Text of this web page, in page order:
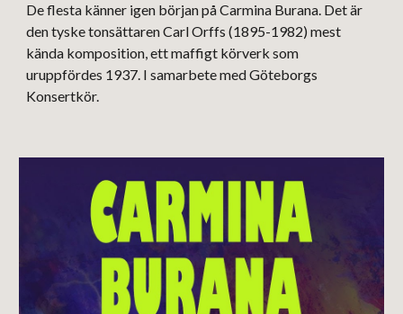
De flesta känner igen början på Carmina Burana. Det är
den tyske tonsättaren Carl Orffs (1895-1982) mest
kända komposition, ett maffigt körverk som
uruppfördes 1937. I samarbete med Göteborgs
Konsertkör.